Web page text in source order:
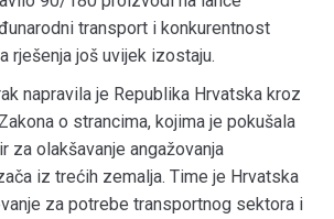
transport i konkurentnost
rješenja još uvijek izostaju.
napravila je Republika Hrvatska kroz
o strancima, kojima je pokušala
za olakšavanje angažovanja
iz trećih zemalja. Time je Hrvatska
za potrebe transportnog sektora i